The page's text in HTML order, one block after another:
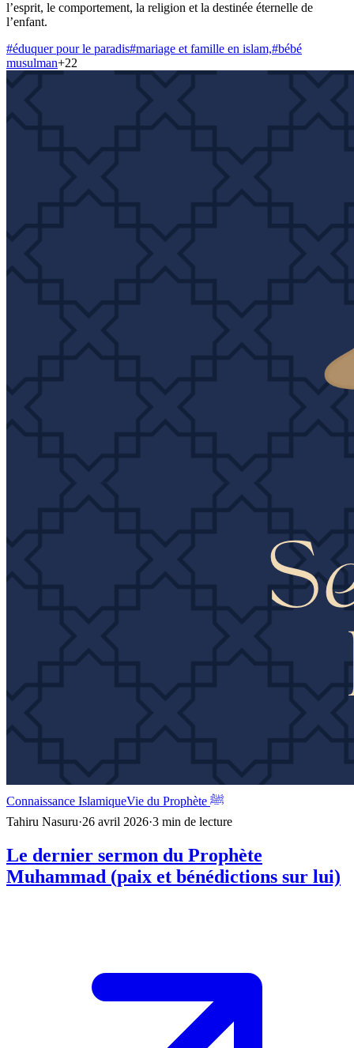
l’esprit, le comportement, la religion et la destinée éternelle de
l’enfant.
#éduquer pour le paradis#mariage et famille en islam,#bébé
musulman+22
Connaissance Islamique
Vie du Prophète ﷺ
Tahiru Nasuru·26 avril 2026·3 min de lecture
Le dernier sermon du Prophète
Muhammad (paix et bénédictions sur lui)